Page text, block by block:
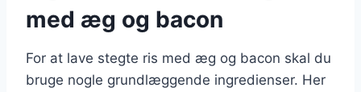
med æg og bacon
For at lave stegte ris med æg og bacon skal du
bruge nogle grundlæggende ingredienser. Her